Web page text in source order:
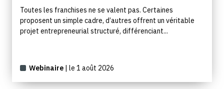
Toutes les franchises ne se valent pas. Certaines
proposent un simple cadre, d’autres offrent un véritable
projet entrepreneurial structuré, différenciant...
Webinaire | le 1 août 2026